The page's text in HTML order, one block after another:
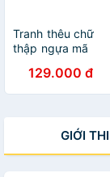
Tranh thêu chữ
thập ngựa mã
3D nhiều mẫu đa
dạng
129.000 đ
GIỚI